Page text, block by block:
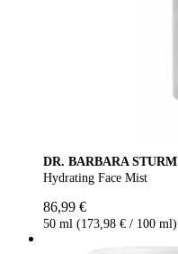
DR. BARBARA STURM
Hydrating Face Mist
86,99 €
50 ml (173,98 € / 100 ml)